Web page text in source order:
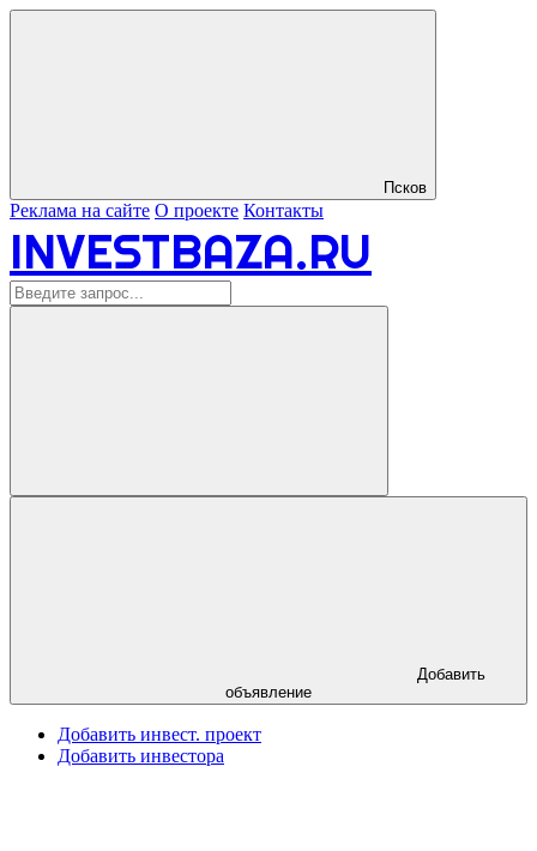
Псков
Реклама на сайте О проекте Контакты
INVESTBAZA.RU
объявление
Добавить инвест. проект
Добавить инвестора